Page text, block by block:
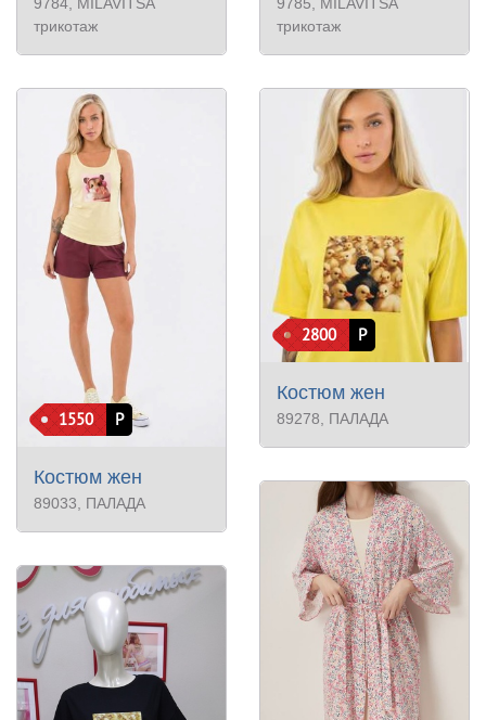
трикотаж
1550 Р
Костюм жен
89033 , ПАЛАДА
трикотаж
2800 Р
Костюм жен
89278 , ПАЛАДА